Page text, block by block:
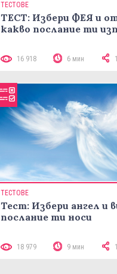
ТЕСТОВЕ
ТЕСТ: Избери ФЕЯ и
какво послание ти
16 918 6 мин 1
ТЕСТОВЕ
Тест: Избери ангел и
послание ти носи
18 979 9 мин